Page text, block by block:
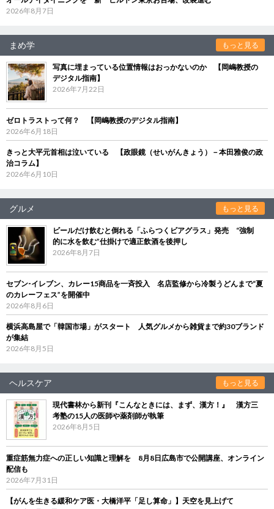
2026年8月7日
まめ学 もっと見る
写真に埋まっている位置情報はおっかないのか 【岡嶋教授の
デジタル指南】
2026年7月22日
ゼロトラストって何？ 【岡嶋教授のデジタル指南】
2026年6月18日
きっと大平元首相は泣いている 【政眼鏡（せいがんきょう）－本田雅俊の政
治コラム】
2026年6月10日
グルメ もっと見る
ビールだけ飲むと倒れる「ふらつくビアグラス」発売 “強制
的に水を飲む”仕掛けで適正飲酒を後押し
2026年8月7日
セブン‐イレブン、カレー15商品を一斉投入 名店監修から冷製うどんまで“夏
のカレーフェス”を開催中
2026年8月6日
横浜高島屋で「韓国市場」がスタート 人気グルメから雑貨まで約30ブランド
が集結
2026年8月5日
ヘルスケア もっと見る
現代書林から新刊『こんなときには、まず、漢方！』 漢方三
考塾の15人の医師や薬剤師が執筆
2026年8月5日
重症筋無力症への正しい知識と理解を 8月8日広島市で公開講座、オンライン
配信も
2026年7月31日
【がんを生きる緩和ケア医・大橋洋平「足し算命」】天空を見上げて